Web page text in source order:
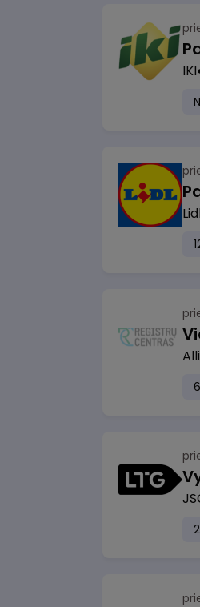
IKI